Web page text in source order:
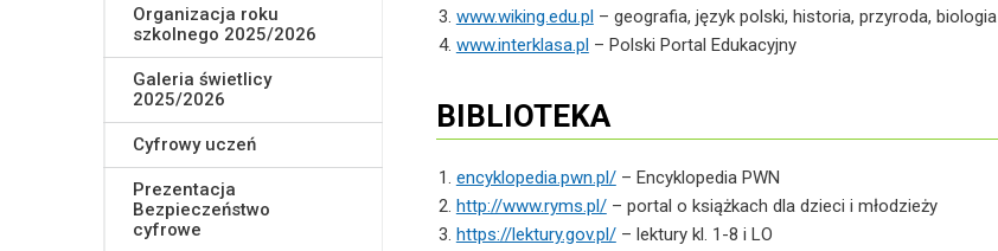
www.wiking.edu.pl – geografia, język polski, historia, przyroda, biologia
www.interklasa.pl – Polski Portal Edukacyjny
BIBLIOTEKA
encyklopedia.pwn.pl/– Encyklopedia PWN
http://www.ryms.pl/– portal o książkach dla dzieci i młodzieży
https://lektury.gov.pl/– lektury kl. 1-8 i LO
Organizacja roku
szkolnego 2025/2026
Galeria świetlicy
2025/2026
Cyfrowy uczeń
Prezentacja
Bezpieczeństwo
cyfrowe